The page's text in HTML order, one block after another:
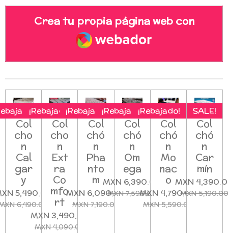
Crea tu propia página web con
Webador
Col
cho
n
Cal
gar
y
5,490.00
6,490.00
¡Rebajado!
Col
cho
n
Ext
ra
Co
mfo
rt
MXN 3,490.00
MXN 4,090.00
¡Rebajado!
Col
chó
n
Pha
nto
m
MXN 6,090.00
MXN 7,190.00
¡Rebajado!
Col
chó
n
Om
ega
MXN 6,390.00
MXN 7,590.00
¡Rebajado!
Col
chó
n
Mo
nac
o
MXN 4,790.00
MXN 5,590.00
SALE!
Col
chó
n
Car
mín
MXN
MXN